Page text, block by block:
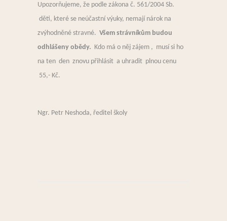
Upozorňujeme, že podle zákona č. 561/2004 Sb.
děti, které se neúčastní výuky, nemají nárok na
zvýhodněné stravné. Všem strávníkům budou
odhlášeny obědy. Kdo má o něj zájem , musí si ho
na ten den znovu přihlásit a uhradit plnou cenu
55,- Kč.
Ngr. Petr Neshoda, ředitel školy